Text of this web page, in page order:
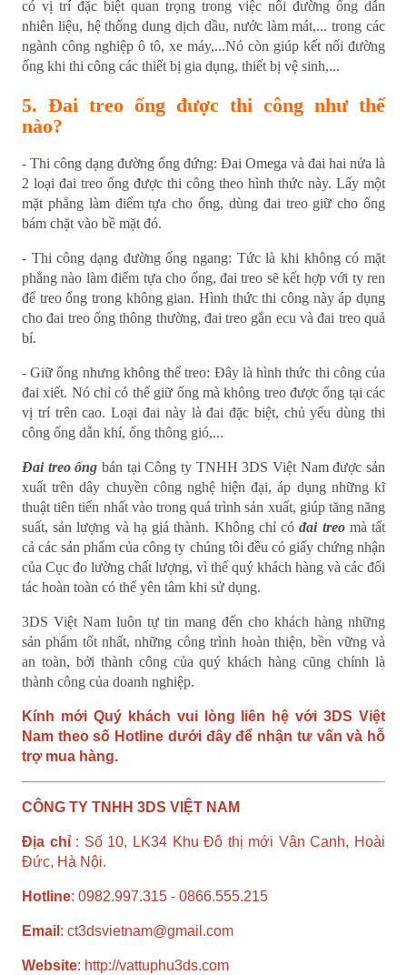
có vị trí đặc biệt quan trọng trong việc nối đường ống dẫn
nhiên liệu, hệ thống dung dịch dầu, nước làm mát,... trong các
ngành công nghiệp ô tô, xe máy,...Nó còn giúp kết nối đường
ống khi thi công các thiết bị gia dụng, thiết bị vệ sinh,...
5. Đai treo ống được thi công như thế
nào?
- Thi công dạng đường ống đứng: Đai Omega và đai hai nửa là
2 loại đai treo ống được thi công theo hình thức này. Lấy một
mặt phẳng làm điểm tựa cho ống, dùng đai treo giữ cho ống
bám chặt vào bề mặt đó.
- Thi công dạng đường ống ngang: Tức là khi không có mặt
phẳng nào làm điểm tựa cho ống, đai treo sẽ kết hợp với ty ren
để treo ống trong không gian. Hình thức thi công này áp dụng
cho đai treo ống thông thường, đai treo gắn ecu và đai treo quả
bí.
- Giữ ống nhưng không thể treo: Đây là hình thức thi công của
đai xiết. Nó chỉ có thể giữ ống mà không treo được ống tại các
vị trí trên cao. Loại đai này là đai đặc biệt, chủ yếu dùng thi
công ống dẫn khí, ống thông gió,...
Đai treo ống bán tại Công ty TNHH 3DS Việt Nam được sản
xuất trên dây chuyền công nghệ hiện đại, áp dụng những kĩ
thuật tiên tiến nhất vào trong quá trình sản xuất, giúp tăng năng
suất, sản lượng và hạ giá thành. Không chỉ cóđai treomà tất
cả các sản phẩm của công ty chúng tôi đều có giấy chứng nhận
của Cục đo lường chất lượng, vì thế quý khách hàng và các đối
tác hoàn toàn có thể yên tâm khi sử dụng.
3DS Việt Nam luôn tự tin mang đến cho khách hàng những
sản phẩm tốt nhất, những công trình hoàn thiện, bền vững và
an toàn, bởi thành công của quý khách hàng cũng chính là
thành công của doanh nghiệp.
Kính mới Quý khách vui lòng liên hệ với 3DS Việt
Nam theo số Hotline dưới đây để nhận tư vấn và hỗ
trợ mua hàng.
CÔNG TY TNHH 3DS VIỆT NAM
Địa chỉ: Số 10, LK34 Khu Đô thị mới Vân Canh, Hoài
Đức, Hà Nội.
Hotline: 0982.997.315 - 0866.555.215
Email : ct3dsvietnam@gmail.com
Website: http://vattuphu3ds.com